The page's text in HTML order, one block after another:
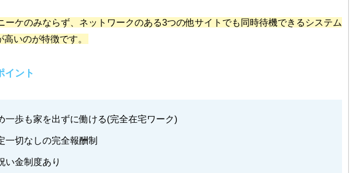
ーケのみならず、ネットワークのある3つの他サイトでも同時待機できるシステム
いのが特徴です。
イント
一歩も家を出ずに働ける(完全在宅ワーク)
一切なしの完全報酬制
い金制度あり